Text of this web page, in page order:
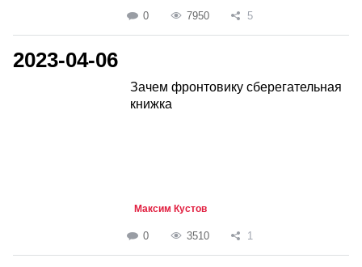
0 7950 5
2023-04-06
Зачем фронтовику сберегательная
книжка
Максим Кустов
0 3510 1